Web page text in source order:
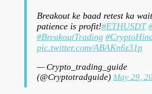
Breakout ke baad retest ka
patience is profit!#ETHUSDT
#BreakoutTrading
pic.twitter.com/ABAKn6z31p
— Crypto_trading_guide
(@Cryptotradguide) May 29,